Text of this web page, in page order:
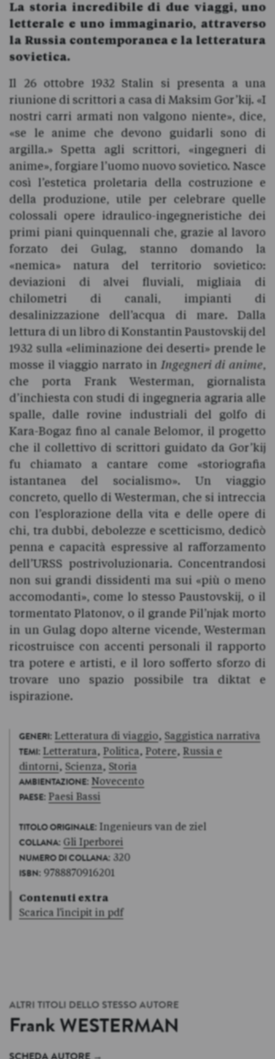
La storia incredibile di due viaggi, uno
letterale e uno immaginario, attraverso
la Russia contemporanea e la letteratura
sovietica.
Il 26 ottobre 1932 Stalin si presenta a una
riunione di scrittori a casa di Maksim Gor’kij. «I
nostri carri armati non valgono niente», dice,
«se le anime che devono guidarli sono di
argilla.» Spetta agli scrittori, «ingegneri di
anime», forgiare l’uomo nuovo sovietico. Nasce
così l’estetica proletaria della costruzione e
della produzione, utile per celebrare quelle
colossali opere idraulico-ingegneristiche dei
primi piani quinquennali che, grazie al lavoro
forzato dei Gulag, stanno domando la
«nemica» natura del territorio sovietico:
deviazioni di alvei fluviali, migliaia di
chilometri di canali, impianti di
desalinizzazione dell’acqua di mare. Dalla
lettura di un libro di Konstantin Paustovskij del
1932 sulla «eliminazione dei deserti» prende le
mosse il viaggio narrato in Ingegneri di anime,
che porta Frank Westerman, giornalista
d’inchiesta con studi di ingegneria agraria alle
spalle, dalle rovine industriali del golfo di
Kara-Bogaz fino al canale Belomor, il progetto
che il collettivo di scrittori guidato da Gor’kij
fu chiamato a cantare come «storiografia
istantanea del socialismo». Un viaggio
concreto, quello di Westerman, che si intreccia
con l’esplorazione della vita e delle opere di
chi, tra dubbi, debolezze e scetticismo, dedicò
penna e capacità espressive al rafforzamento
dell’URSS postrivoluzionaria. Concentrandosi
non sui grandi dissidenti ma sui «più o meno
accomodanti», come lo stesso Paustovskij, o il
tormentato Platonov, o il grande Pil’njak morto
in un Gulag dopo alterne vicende, Westerman
ricostruisce con accenti personali il rapporto
tra potere e artisti, e il loro sofferto sforzo di
trovare uno spazio possibile tra diktat e
ispirazione.
GENERI: Letteratura di viaggio, Saggistica narrativa
TEMI: Letteratura, Politica, Potere, Russia e
dintorni, Scienza, Storia
AMBIENTAZIONE: Novecento
PAESE: Paesi Bassi
TITOLO ORIGINALE: Ingenieurs van de ziel
COLLANA: Gli Iperborei
NUMERO DI COLLANA: 320
ISBN: 9788870916201
Contenuti extra
Scarica l'incipit in pdf
ALTRI TITOLI DELLO STESSO AUTORE
Frank WESTERMAN